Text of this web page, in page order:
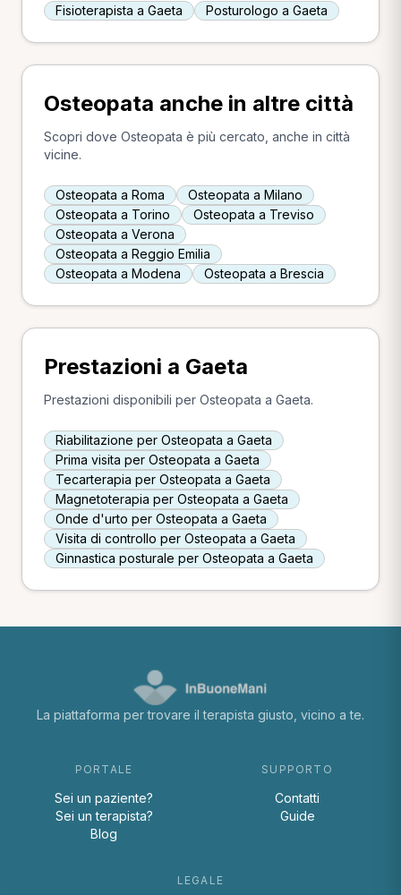
Fisioterapista a Gaeta Posturologo a Gaeta
Osteopata anche in altre città
Scopri dove Osteopata è più cercato, anche in città
vicine.
Osteopata a Roma
Osteopata a Milano
Osteopata a Torino
Osteopata a Treviso
Osteopata a Verona
Osteopata a Reggio Emilia
Osteopata a Modena
Osteopata a Brescia
Prestazioni a Gaeta
Prestazioni disponibili per Osteopata a Gaeta.
Riabilitazione per Osteopata a Gaeta
Prima visita per Osteopata a Gaeta
Tecarterapia per Osteopata a Gaeta
Magnetoterapia per Osteopata a Gaeta
Onde d'urto per Osteopata a Gaeta
Visita di controllo per Osteopata a Gaeta
Ginnastica posturale per Osteopata a Gaeta
La piattaforma per trovare il terapista giusto, vicino a te.
PORTALE
Sei un paziente?
Sei un terapista?
Blog
SUPPORTO
Contatti
Guide
LEGALE